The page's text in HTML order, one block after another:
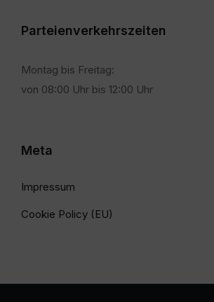
Parteienverkehrszeiten
Montag bis Freitag:
von 08:00 Uhr bis 12:00 Uhr
Meta
Impressum
Cookie Policy (EU)